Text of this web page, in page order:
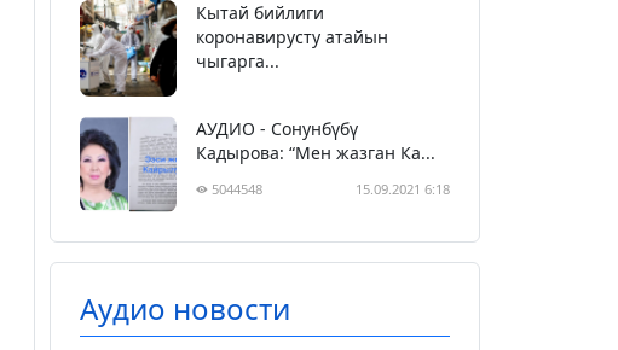
Кытай бийлиги
коронавирусту атайын
чыгарга...
АУДИО - Сонунбүбү
Кадырова: “Мен жазган Ка...
5044548 15.09.2021 6:18
Аудио новости